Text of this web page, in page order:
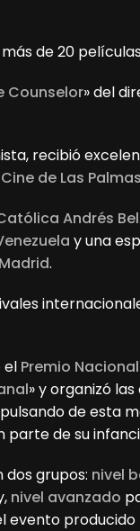
de 20
Counselor» del
recibió
de Las
Andrés
y una
.
el Premio
» y organizó
de esta
de su
grupos: nivel
nivel avanzado
evento producido